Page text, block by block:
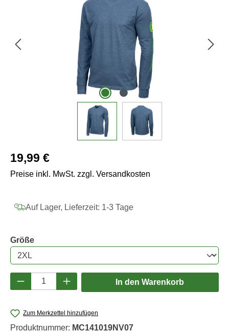
Regulärer Preis:
19,99 €
Preise inkl. MwSt. zzgl. Versandkosten
Auf Lager, Lieferzeit: 1-3 Tage
Größeauswählen
Produkt Anzahl: Gib den gewünschten
In den Warenkorb
Zum Merkzettel hinzufügen
Produktnummer: MC141019NV07